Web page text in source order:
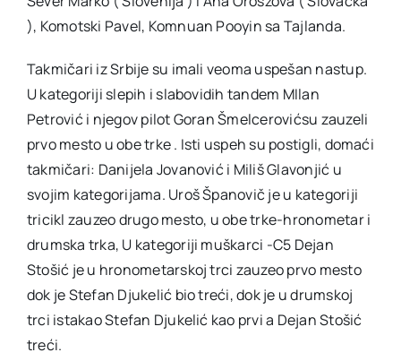
), Komotski Pavel, Komnuan Pooyin sa Tajlanda.
Takmičari iz Srbije su imali veoma uspešan nastup.
U kategoriji slepih i slabovidih tandem MIlan
Petrović i njegov pilot Goran Šmelcerovićsu zauzeli
prvo mesto u obe trke . Isti uspeh su postigli, domaći
takmičari: Danijela Jovanović i Miliš Glavonjić u
svojim kategorijama. Uroš Španovič je u kategoriji
tricikl zauzeo drugo mesto, u obe trke-hronometar i
drumska trka, U kategoriji muškarci -C5 Dejan
Stošić je u hronometarskoj trci zauzeo prvo mesto
dok je Stefan Djukelić bio treći, dok je u drumskoj
trci istakao Stefan Djukelić kao prvi a Dejan Stošić
treći.